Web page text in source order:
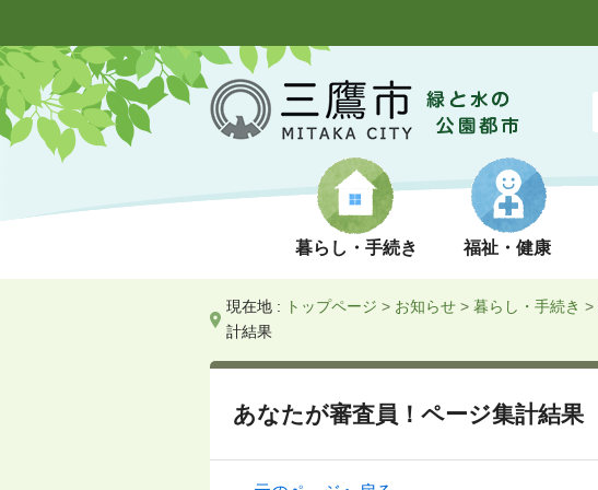
暮らし・手続き 福祉・健康
現在地 : トップページ > お知らせ > 暮らし・手続き >
計結果
あなたが審査員！ページ集計結果